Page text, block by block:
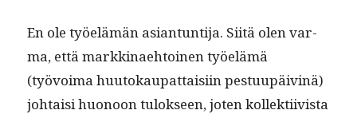
En ole työelämän asiantun­ti­ja. Siitä olen var­
ma, että markki­nae­htoinen työelämä
(työvoima huu­tokau­pat­taisi­in pes­tu­upäiv­inä)
johtaisi huonoon tulok­seen, joten kollek­ti­ivista